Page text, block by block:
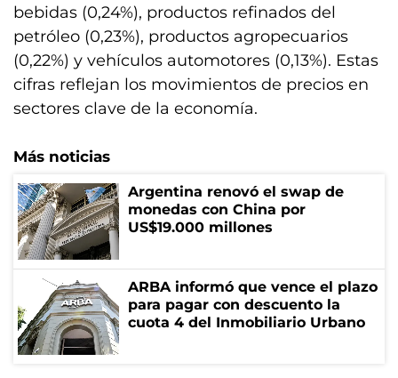
bebidas (0,24%), productos refinados del
petróleo (0,23%), productos agropecuarios
(0,22%) y vehículos automotores (0,13%). Estas
cifras reflejan los movimientos de precios en
sectores clave de la economía.
Más noticias
Argentina renovó el swap de
monedas con China por
US$19.000 millones
ARBA informó que vence el plazo
para pagar con descuento la
cuota 4 del Inmobiliario Urbano